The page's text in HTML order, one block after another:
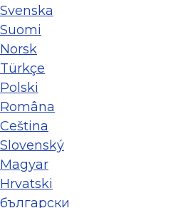
Svenska
Suomi
Norsk
Türkçe
Polski
Româna
Ceština
Slovenský
Magyar
Hrvatski
български